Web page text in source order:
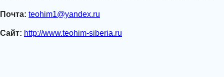
Почта: teohim1@yandex.ru
Сайт: http://www.teohim-siberia.ru